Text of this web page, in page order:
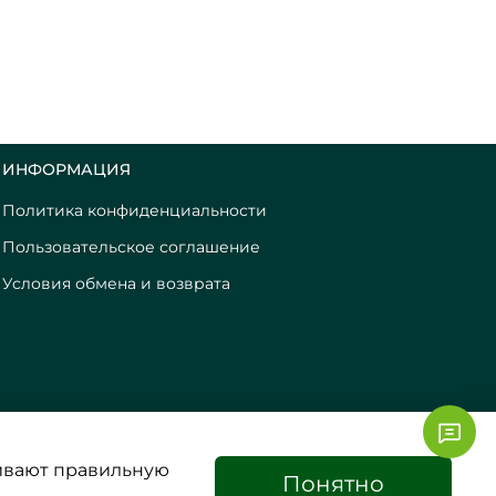
ИНФОРМАЦИЯ
Политика конфиденциальности
Пользовательское соглашение
Условия обмена и возврата
правильную
Понятно